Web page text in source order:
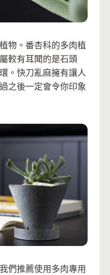
物。番杏科的多肉植
較有耳聞的是石頭
。快刀亂麻擁有讓人
之後一定會令你印象
們推薦使用多肉專用